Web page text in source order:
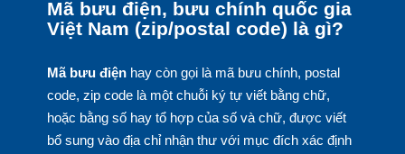
Mã bưu điện, bưu chính quốc gia
Việt Nam (zip/postal code) là gì?
Mã bưu điệnhay còn gọi là mã bưu chính, postal
code, zip code là một chuỗi ký tự viết bằng chữ,
hoặc bằng số hay tổ hợp của số và chữ, được viết
bổ sung vào địa chỉ nhận thư với mục đích xác định